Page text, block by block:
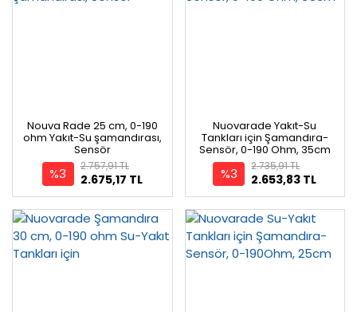
Nouva Rade 25 cm, 0-190
ohm Yakıt-Su şamandırası,
Sensör
%3 2.675,17 TL
2.757,91 TL
Nuovarade Yakıt-Su
Tankları için Şamandıra-
Sensör, 0-190 Ohm, 35cm
%3 2.653,83 TL
2.735,91 TL